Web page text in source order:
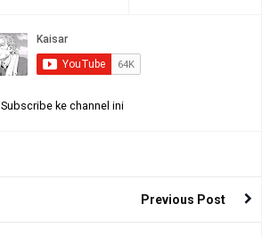
Subscribe ke channel ini
Previous Post